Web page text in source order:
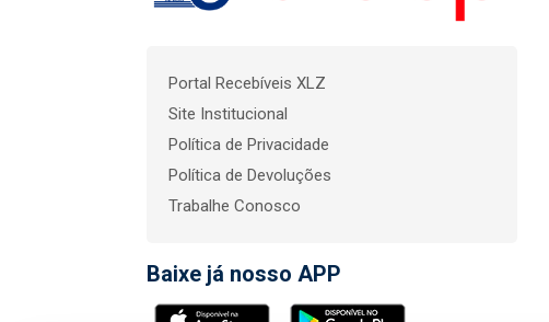
Portal Recebíveis XLZ
Site Institucional
Política de Privacidade
Política de Devoluções
Trabalhe Conosco
Baixe já nosso APP